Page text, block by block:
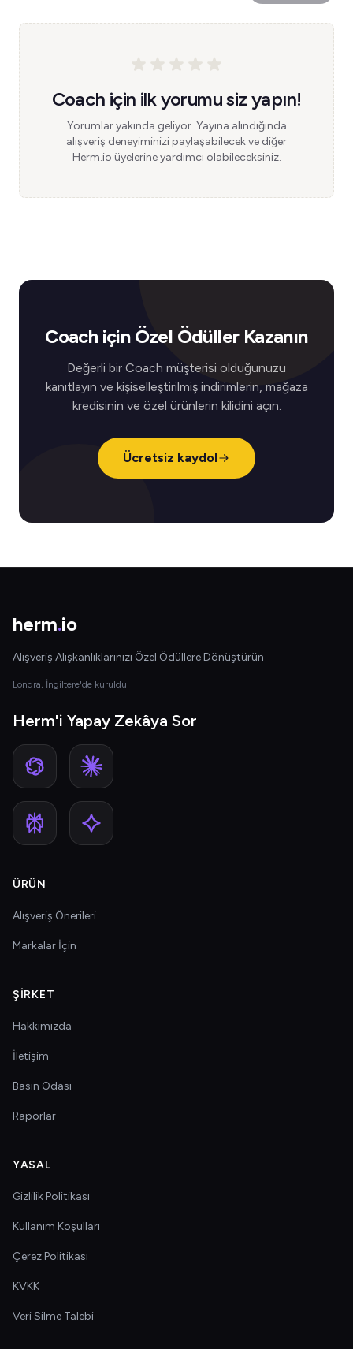
Coach için ilk yorumu siz yapın!
Yorumlar yakında geliyor. Yayına alındığında
alışveriş deneyiminizi paylaşabilecek ve diğer
Herm.io üyelerine yardımcı olabileceksiniz.
Coach için Özel Ödüller Kazanın
Değerli bir Coach müşterisi olduğunuzu
kanıtlayın ve kişiselleştirilmiş indirimlerin, mağaza
kredisinin ve özel ürünlerin kilidini açın.
Ücretsiz kaydol
herm.io
Alışveriş Alışkanlıklarınızı Özel Ödüllere Dönüştürün
Londra, İngiltere'de kuruldu
Herm'i Yapay Zekâya Sor
ÜRÜN
Alışveriş Önerileri
Markalar İçin
ŞIRKET
Hakkımızda
İletişim
Basın Odası
Raporlar
YASAL
Gizlilik Politikası
Kullanım Koşulları
Çerez Politikası
KVKK
Veri Silme Talebi